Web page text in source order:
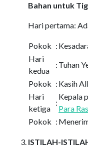
Bahan untuk
Hari pertama:
Pokok :
Hari
kedua
: Tuhan
Pokok : Kasih
Hari
ketiga
:
Kepala
Para
Pokok :
ISTILAH-